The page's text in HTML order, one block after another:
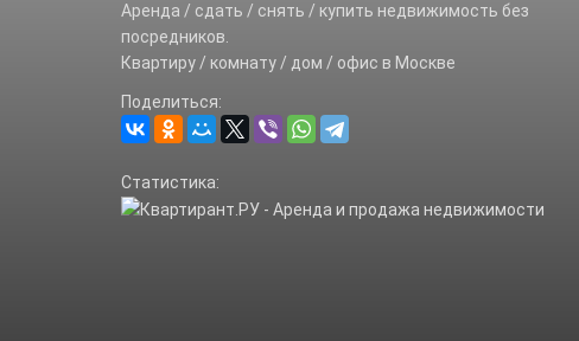
Аренда / сдать / снять / купить недвижимость без
посредников.
Квартиру / комнату / дом / офис в Москве
Поделиться:
Статистика: